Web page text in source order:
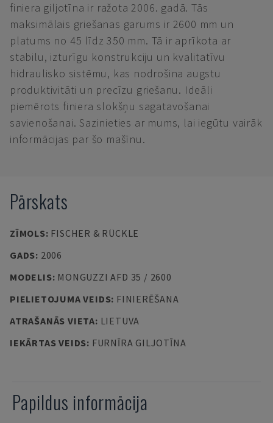
finiera giljotīna ir ražota 2006. gadā. Tās
maksimālais griešanas garums ir 2600 mm un
platums no 45 līdz 350 mm. Tā ir aprīkota ar
stabilu, izturīgu konstrukciju un kvalitatīvu
hidraulisko sistēmu, kas nodrošina augstu
produktivitāti un precīzu griešanu. Ideāli
piemērots finiera slokšņu sagatavošanai
savienošanai. Sazinieties ar mums, lai iegūtu vairāk
informācijas par šo mašīnu.
Pārskats
ZĪMOLS: FISCHER & RÜCKLE
GADS: 2006
MODELIS: MONGUZZI AFD 35 / 2600
PIELIETOJUMA VEIDS: FINIERĒŠANA
ATRAŠANĀS VIETA: LIETUVA
IEKĀRTAS VEIDS: FURNĪRA GILJOTĪNA
Papildus informācija